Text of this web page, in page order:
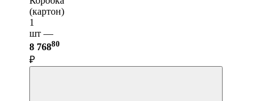
(картон)
1
шт —
8 76880
₽